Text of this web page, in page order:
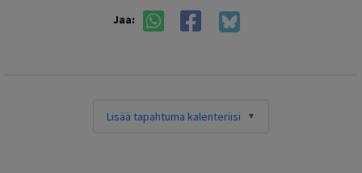
Jaa:
Lisää tapahtuma kalenteriisi